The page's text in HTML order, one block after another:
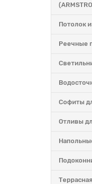
Потолок
Реечные
Софиты
Отливы
системой
Быстрый